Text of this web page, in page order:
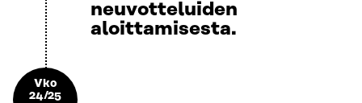
neuvotteluiden
aloittamisesta.
Vko
24/25